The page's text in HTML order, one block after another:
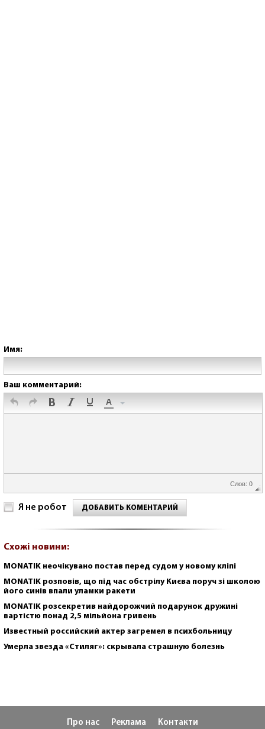
Имя:
Ваш комментарий:
Слов: 0
Я не робот ДОБАВИТЬ КОМЕНТАРИЙ
Схожі новини:
MONATIK неочікувано постав перед судом у новому кліпі
MONATIK розповів, що під час обстрілу Києва поруч зі школою
його синів впали уламки ракети
MONATIK розсекретив найдорожчий подарунок дружині
вартістю понад 2,5 мільйона гривень
Известный российский актер загремел в психбольницу
Умерла звезда «Стиляг»: скрывала страшную болезнь
Про нас Реклама Контакти